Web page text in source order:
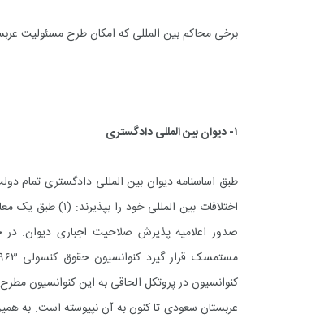
برخی محاکم بین المللی که امکان طرح مسئولیت
۱- دیوان بین المللی دادگستری
طبق اساسنامه دیوان بین المللی دادگستری تمام
صدور اعلامیه پذیرش صلاحیت اجباری دیوان.
عربستان سعودی تا کنون به آن نپیوسته است. به
3+
معرفی کتاب های حقوقی
3+
2+
گفت و گو